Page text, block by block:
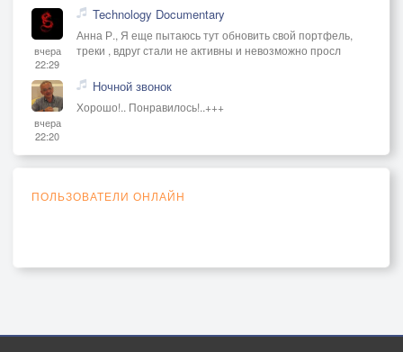
вчера
22:29
Technology Documentary
Анна Р., Я еще пытаюсь тут обновить свой портфель,
треки , вдруг стали не активны и невозможно просл
вчера
22:20
Ночной звонок
Хорошо!.. Понравилось!..+++
ПОЛЬЗОВАТЕЛИ ОНЛАЙН